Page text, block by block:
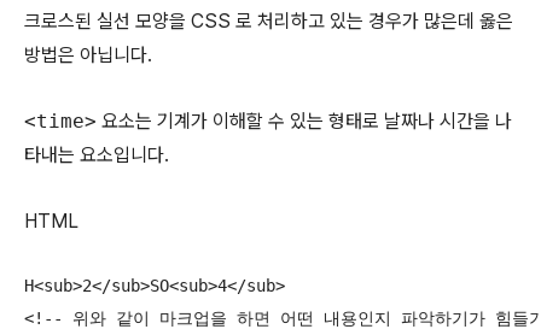
크로스된 실선 모양을 CSS 로 처리하고 있는 경우가 많은데 옳은
방법은 아닙니다.
<time> 요소는 기계가 이해할 수 있는 형태로 날짜나 시간을 나
타내는 요소입니다.
HTML
H<sub>2</sub>SO<sub>4</sub>
<!-- 위와 같이 마크업을 하면 어떤 내용인지 파악하기가 힘